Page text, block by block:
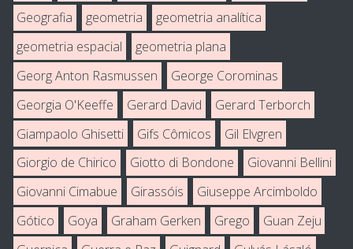
Geografia
geometria
geometria analítica
geometria espacial
geometria plana
Georg Anton Rasmussen
George Corominas
Georgia O'Keeffe
Gerard David
Gerard Terborch
Giampaolo Ghisetti
Gifs Cômicos
Gil Elvgren
Giorgio de Chirico
Giotto di Bondone
Giovanni Bellini
Giovanni Cimabue
Girassóis
Giuseppe Arcimboldo
Gótico
Goya Graham Gerken Grego
Guan Zeju